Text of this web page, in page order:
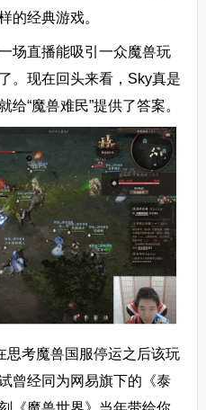
的经典游戏。
场直播能吸引一众魔兽玩
。现在回头来看，Sky真是
“魔兽难民”提供了答案。
思考魔兽国服停运之后该玩
曾经同为网易旗下的《泰